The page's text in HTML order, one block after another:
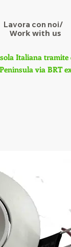
Lavora con noi/
Work with us
Italiana tramite
via BRT